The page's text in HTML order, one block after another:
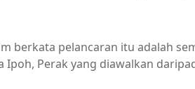
berkata pelancaran itu adalah
Ipoh, Perak yang diawalkan